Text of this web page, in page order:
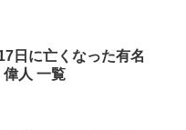
日に亡くなった有名
偉人 一覧